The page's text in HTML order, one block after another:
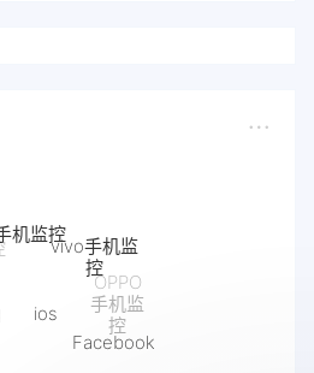
机监控
vivo手机监
控
OPPO
手机监
控
ios
Facebook